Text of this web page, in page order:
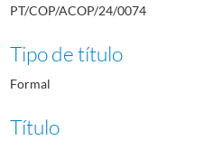
PT/COP/ACOP/24/0074
Tipo de título
Formal
Título